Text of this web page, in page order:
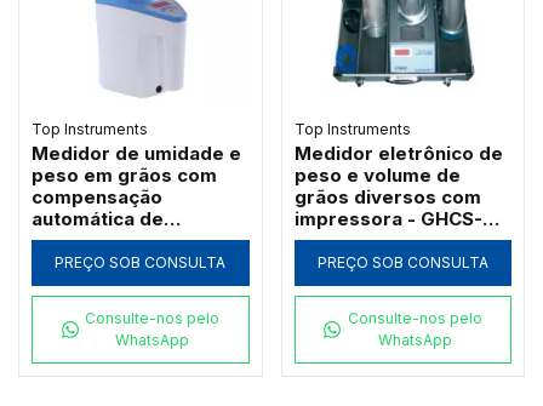
Top Instruments
Medidor de umidade e
peso em grãos com
compensação
automática de
temperatura - LDS-1G
PREÇO SOB CONSULTA
Consulte-nos pelo
WhatsApp
Top Instruments
Medidor eletrônico de
peso e volume de
grãos diversos com
impressora - GHCS-
1000AP
PREÇO SOB CONSULTA
Consulte-nos pelo
WhatsApp